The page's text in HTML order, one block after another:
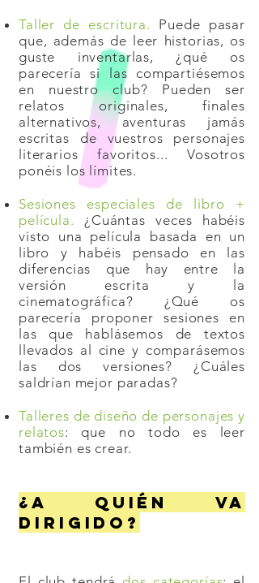
Taller de escritura. Puede pasar
que, además de leer historias, os
guste inventarlas, ¿qué os
parecería si las compartiésemos
en nuestro club? Pueden ser
relatos originales, finales
alternativos, aventuras jamás
escritas de vuestros personajes
literarios favoritos... Vosotros
ponéis los límites.
Sesiones especiales de libro +
película.¿Cuántas veces habéis
visto una película basada en un
libro y habéis pensado en las
diferencias que hay entre la
versión escrita y la
cinematográfica? ¿Qué os
parecería proponer sesiones en
las que hablásemos de textos
llevados al cine y comparásemos
las dos versiones? ¿Cuáles
saldrían mejor paradas?
Talleres de diseño de personajes y
relatos: que no todo es leer
también es crear.
¿A QUIÉN VA
DIRIGIDO?